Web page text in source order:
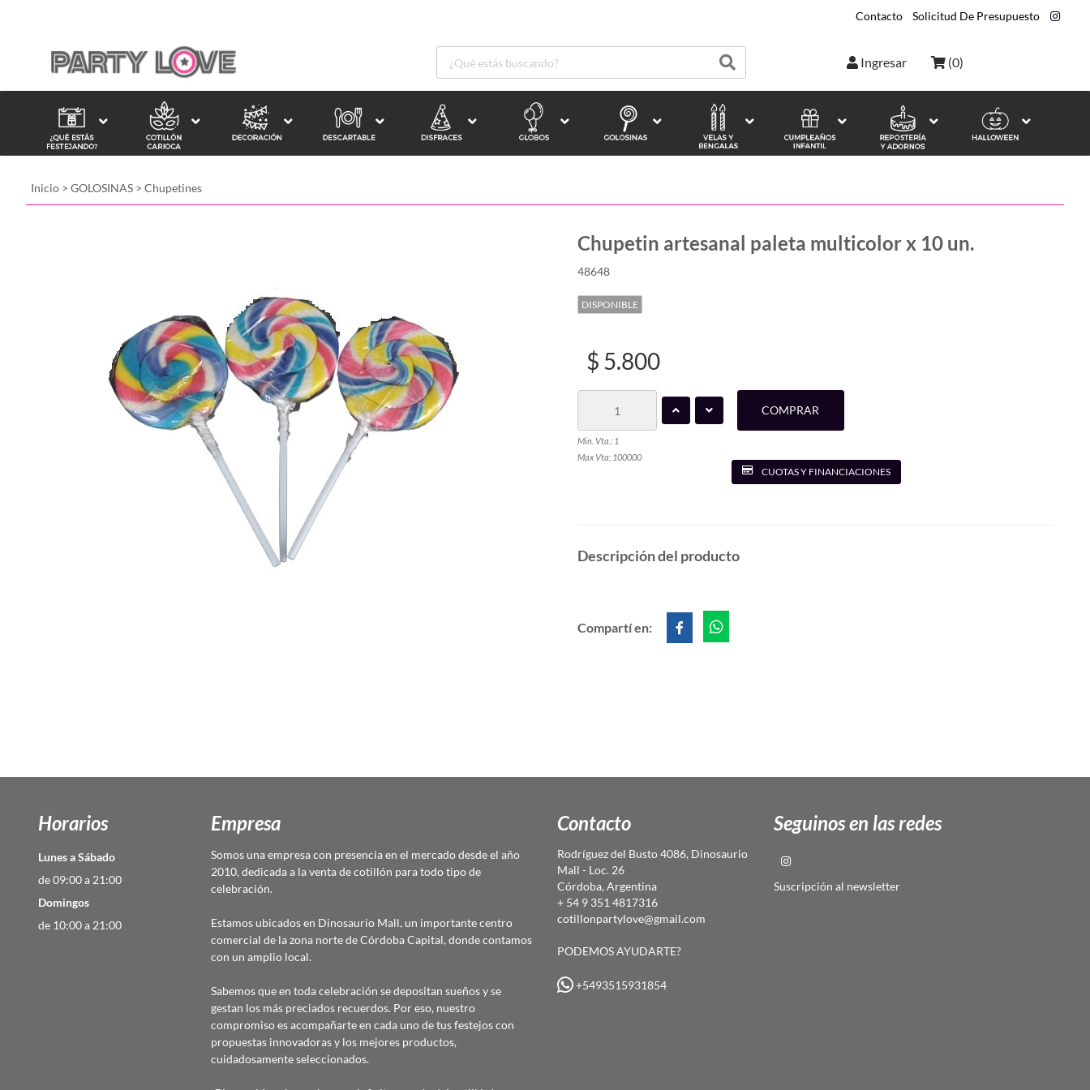
Contacto Solicitud De Presupuesto
Ingresar (0)
Inicio > GOLOSINAS > Chupetines
Chupetin artesanal paleta multicolor x 10 un.
48648
DISPONIBLE
$ 5.800
Min. Vta.: 1
Max Vta: 100000
COMPRAR
CUOTAS Y FINANCIACIONES
Descripción del producto
Compartí en:
Horarios
Lunes a Sábado
de 09:00 a 21:00
Domingos
de 10:00 a 21:00
Empresa
Somos una empresa con presencia en el mercado desde el año
2010, dedicada a la venta de cotillón para todo tipo de
celebración.
Estamos ubicados en Dinosaurio Mall, un importante centro
comercial de la zona norte de Córdoba Capital, donde contamos
con un amplio local.
Sabemos que en toda celebración se depositan sueños y se
gestan los más preciados recuerdos. Por eso, nuestro
compromiso es acompañarte en cada uno de tus festejos con
propuestas innovadoras y los mejores productos,
cuidadosamente seleccionados.
Contacto
Rodríguez del Busto 4086, Dinosaurio
Mall - Loc. 26
Córdoba, Argentina
+ 54 9 351 4817316
cotillonpartylove@gmail.com
PODEMOS AYUDARTE?
+5493515931854
Seguinos en las redes
Suscripción al newsletter